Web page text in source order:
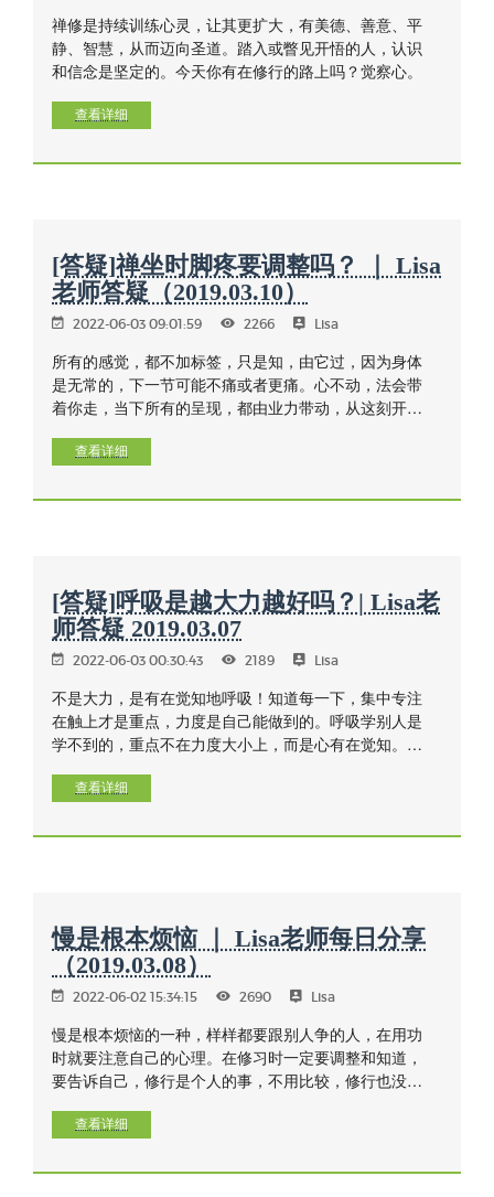
禅修是持续训练心灵，让其更扩大，有美德、善意、平
静、智慧，从而迈向圣道。踏入或瞥见开悟的人，认识
和信念是坚定的。今天你有在修行的路上吗？觉察心。
查看详细
[答疑]禅坐时脚疼要调整吗？ ｜ Lisa
老师答疑（2019.03.10）
2022-06-03 09:01:59 2266 Lisa
所有的感觉，都不加标签，只是知，由它过，因为身体
是无常的，下一节可能不痛或者更痛。心不动，法会带
着你走，当下所有的呈现，都由业力带动，从这刻开
是知。
查看详细
[答疑]呼吸是越大力越好吗？| Lisa老
师答疑 2019.03.07
2022-06-03 00:30:43 2189 Lisa
不是大力，是有在觉知地呼吸！知道每一下，集中专注
在触上才是重点，力度是自己能做到的。呼吸学别人是
学不到的，重点不在力度大小上，而是心有在觉知。每
精进力相匹配，过了头大力或没力都不是中道，中道才
查看详细
慢是根本烦恼 ｜ Lisa老师每日分享
（2019.03.08）
2022-06-02 15:34:15 2690 Lisa
慢是根本烦恼的一种，样样都要跟别人争的人，在用功
时就要注意自己的心理。在修习时一定要调整和知道，
要告诉自己，修行是个人的事，不用比较，修行也没有
合理的方法得到，但修行绝对不能，修行是要将自己的
到方法，把功夫用好
查看详细